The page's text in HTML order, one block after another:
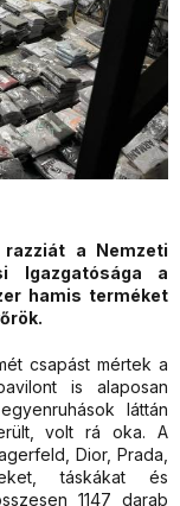
a Nemzeti
Igazgatósága a
hamis terméket
csapást mértek a
is alaposan
láttán
volt rá oka. A
Dior, Prada,
táskákat és
1147 darab